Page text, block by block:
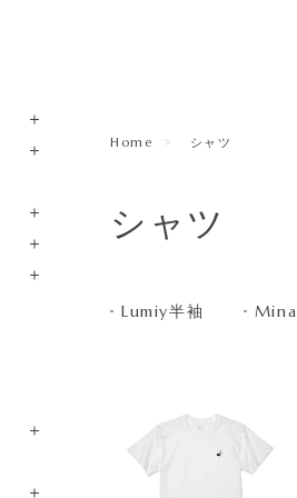
Home シャツ
シャツ
Lumiy半袖